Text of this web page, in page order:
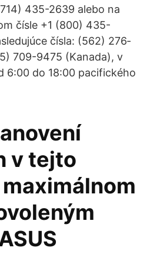
435-2639 alebo na
čísle +1 (800) 435-
čísla: (562) 276‐
709-9475 (Kanada), v
6:00 do 18:00 pacifického
v tejto